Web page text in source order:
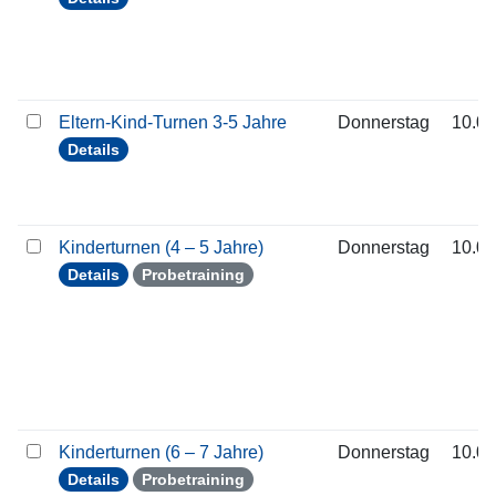
Eltern-Kind-Turnen 3-5 Jahre
Details
Donnerstag
Kinderturnen (4 – 5 Jahre)
Details Probetraining
Donnerstag
Kinderturnen (6 – 7 Jahre)
Details Probetraining
Donnerstag